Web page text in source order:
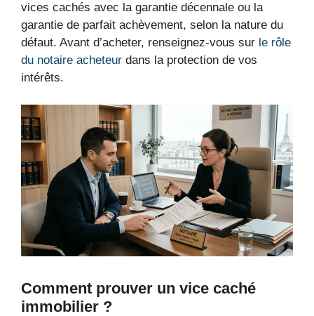
vices cachés avec la garantie décennale ou la
garantie de parfait achèvement, selon la nature du
défaut. Avant d’acheter, renseignez-vous sur le rôle
du notaire acheteur dans la protection de vos
intérêts.
Comment prouver un vice caché
immobilier ?